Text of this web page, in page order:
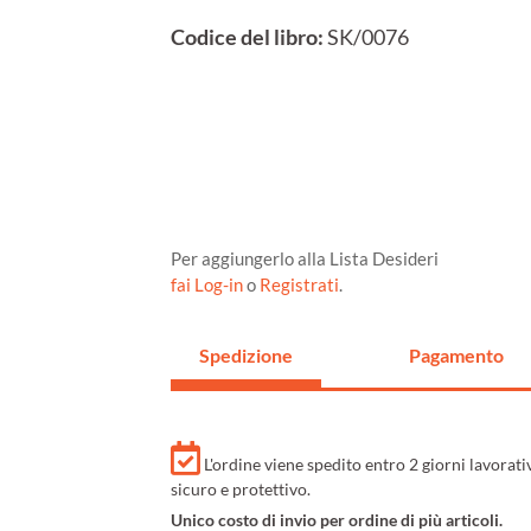
Codice del libro:SK/0076
Per aggiungerlo alla Lista Desideri
fai Log-ino Registrati.
Spedizione Pagamento
L'ordine viene spedito entro 2 giorni
sicuro e protettivo.
Unico costo di invio per ordine di più articoli.